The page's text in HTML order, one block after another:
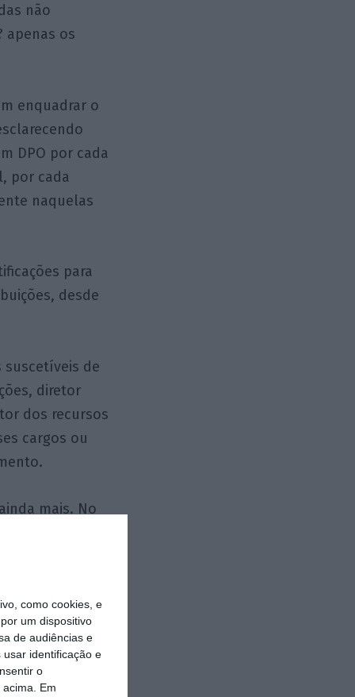
como cookies, e
um dispositivo
de audiências e
identificação e
o
Em
não
apenas os
enquadrar o
DPO por cada
por cada
naquelas
para
desde
suscetíveis de
diretor
dos recursos
cargos ou
mais. No
a obter a